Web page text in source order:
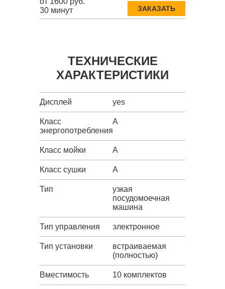
30 минут
ЗАКАЗАТЬ
ТЕХНИЧЕСКИЕ
ХАРАКТЕРИСТИКИ
Дисплей yes
Класс
энергопотребления
A
Класс мойки A
Класс сушки A
Тип
узкая
посудомоечная
машина
Тип управления электронное
Тип установки
встраиваемая
(полностью)
Вместимость 10 комплектов